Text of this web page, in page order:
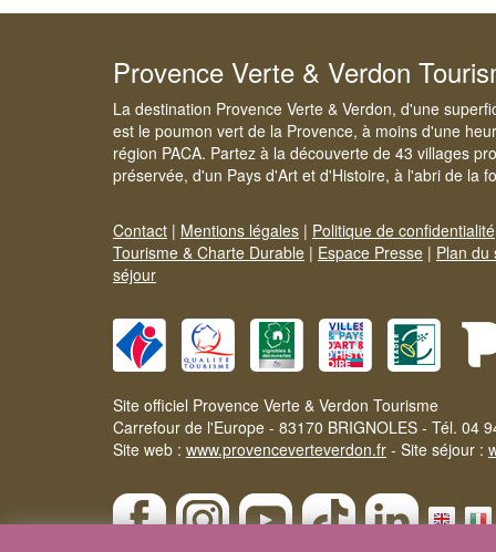
Provence Verte & Verdon
La destination Provence Verte & Verdon, d'une
est le poumon vert de la Provence, à moins d'une
région PACA. Partez à la découverte de 43 villages
préservée, d'un Pays d'Art et d'Histoire, à l'abri de la
Contact | Mentions légales | Politique de confidentialité
Tourisme & Charte Durable | Espace Presse | Plan du
séjour
Site officiel Provence Verte & Verdon Tourisme
Carrefour de l'Europe - 83170 BRIGNOLES - Tél. 04
Site web : www.provenceverteverdon.fr - Site séjour :